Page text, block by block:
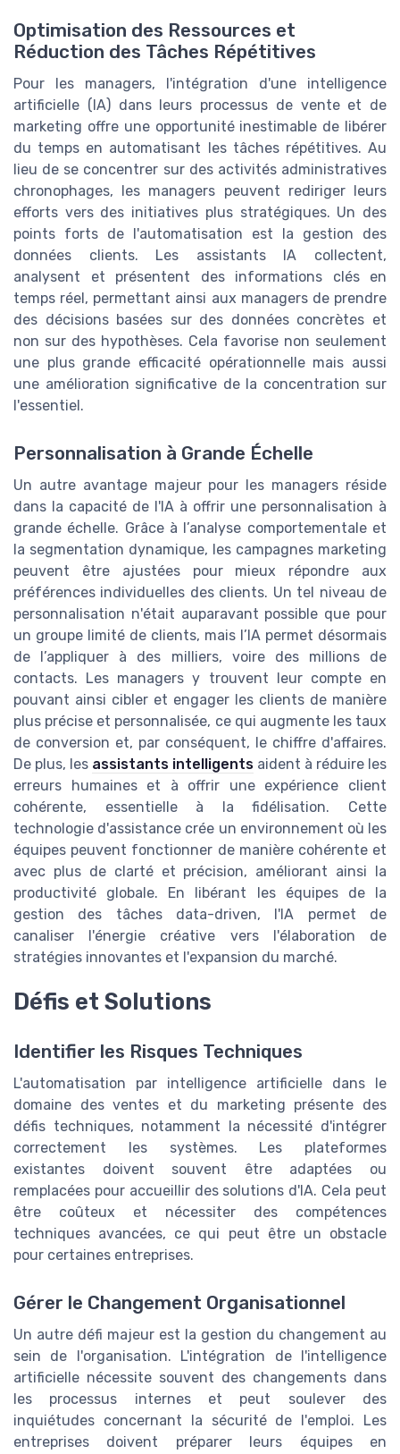
Optimisation des Ressources et
Réduction des Tâches Répétitives
Pour les managers, l'intégration d'une intelligence
artificielle (IA) dans leurs processus de vente et de
marketing offre une opportunité inestimable de libérer
du temps en automatisant les tâches répétitives. Au
lieu de se concentrer sur des activités administratives
chronophages, les managers peuvent rediriger leurs
efforts vers des initiatives plus stratégiques. Un des
points forts de l'automatisation est la gestion des
données clients. Les assistants IA collectent,
analysent et présentent des informations clés en
temps réel, permettant ainsi aux managers de prendre
des décisions basées sur des données concrètes et
non sur des hypothèses. Cela favorise non seulement
une plus grande efficacité opérationnelle mais aussi
une amélioration significative de la concentration sur
l'essentiel.
Personnalisation à Grande Échelle
Un autre avantage majeur pour les managers réside
dans la capacité de l'IA à offrir une personnalisation à
grande échelle. Grâce à l’analyse comportementale et
la segmentation dynamique, les campagnes marketing
peuvent être ajustées pour mieux répondre aux
préférences individuelles des clients. Un tel niveau de
personnalisation n'était auparavant possible que pour
un groupe limité de clients, mais l’IA permet désormais
de l’appliquer à des milliers, voire des millions de
contacts. Les managers y trouvent leur compte en
pouvant ainsi cibler et engager les clients de manière
plus précise et personnalisée, ce qui augmente les taux
de conversion et, par conséquent, le chiffre d'affaires.
De plus, les assistants intelligents aident à réduire les
erreurs humaines et à offrir une expérience client
cohérente, essentielle à la fidélisation. Cette
technologie d'assistance crée un environnement où les
équipes peuvent fonctionner de manière cohérente et
avec plus de clarté et précision, améliorant ainsi la
productivité globale. En libérant les équipes de la
gestion des tâches data-driven, l'IA permet de
canaliser l'énergie créative vers l'élaboration de
stratégies innovantes et l'expansion du marché.
Défis et Solutions
Identifier les Risques Techniques
L'automatisation par intelligence artificielle dans le
domaine des ventes et du marketing présente des
défis techniques, notamment la nécessité d'intégrer
correctement les systèmes. Les plateformes
existantes doivent souvent être adaptées ou
remplacées pour accueillir des solutions d'IA. Cela peut
être coûteux et nécessiter des compétences
techniques avancées, ce qui peut être un obstacle
pour certaines entreprises.
Gérer le Changement Organisationnel
Un autre défi majeur est la gestion du changement au
sein de l'organisation. L'intégration de l'intelligence
artificielle nécessite souvent des changements dans
les processus internes et peut soulever des
inquiétudes concernant la sécurité de l'emploi. Les
entreprises doivent préparer leurs équipes en